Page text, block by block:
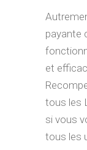
payante
et
tous les
si vous
tous les